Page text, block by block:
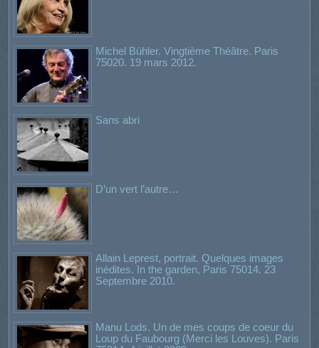
Michel Bühler. Vingtième Théâtre. Paris
75020. 19 mars 2012.
Sans abri
D’un vert l’autre…
Allain Leprest, portrait. Quelques images
inédites. In the garden, Paris 75014. 23
Septembre 2010.
Manu Lods. Un de mes coups de coeur du
Loup du Faubourg (Merci les Louves). Paris